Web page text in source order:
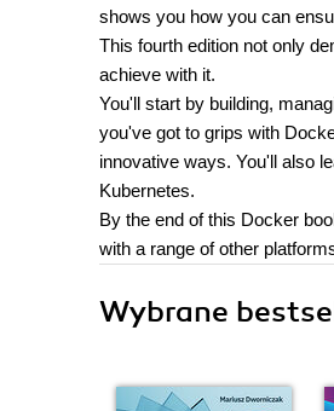
shows you how you can
This fourth edition not only
achieve with it.
You'll start by building,
you've got to grips with
innovative ways. You'll also
Kubernetes.
By the end of this Docker
with a range of other
Wybrane